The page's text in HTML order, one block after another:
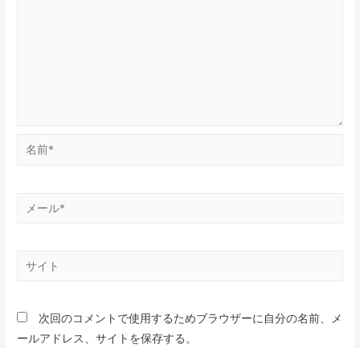
次回のコメントで使用するためブラウザーに自分の名前、メ
ールアドレス、サイトを保存する。